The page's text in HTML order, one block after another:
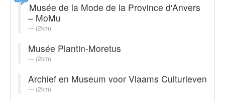
Musée de la Mode de la Province d'Anvers
– MoMu
(2km)
Musée Plantin-Moretus
(2km)
Archief en Museum voor Vlaams Culturleven
(2km)